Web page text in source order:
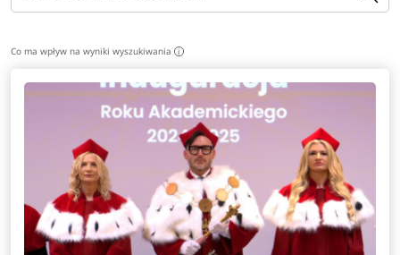
Co ma wpływ na wyniki wyszukiwania i